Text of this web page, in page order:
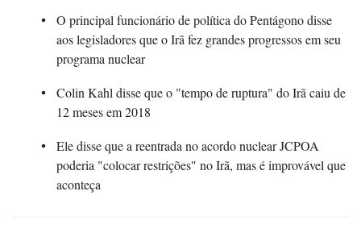
O principal funcionário de política do Pentágono disse
aos legisladores que o Irã fez grandes progressos em seu
programa nuclear
Colin Kahl disse que o "tempo de ruptura" do Irã caiu de
12 meses em 2018
Ele disse que a reentrada no acordo nuclear JCPOA
poderia "colocar restrições" no Irã, mas é improvável que
aconteça